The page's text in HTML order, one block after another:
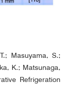
Masuyama, S.;
K.; Matsunaga,
Refrigeration